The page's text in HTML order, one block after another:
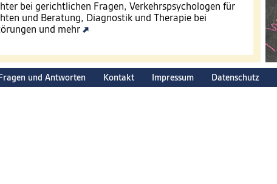
bei gerichtlichen Fragen, Verkehrspsychologen für
und Beratung, Diagnostik und Therapie bei
und mehr
und Antworten Kontakt Impressum Datenschutz